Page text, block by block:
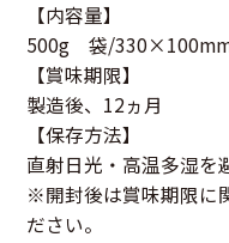
【内容量】
500g 袋/
【賞味期限】
製造後、12ヵ月
【保存方法】
直射日光・高温多湿を
※開封後は賞味期限に
ださい。